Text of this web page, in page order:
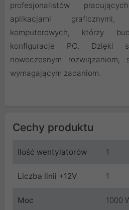
profesjonalistów
aplikacjami
komputerowych, którzy
konfiguracje PC. Dzięki
nowoczesnym
wymagającym zadaniom.
Cechy produktu
Ilość wentylatorów 1
Liczba linii +12V 1
Moc 1000